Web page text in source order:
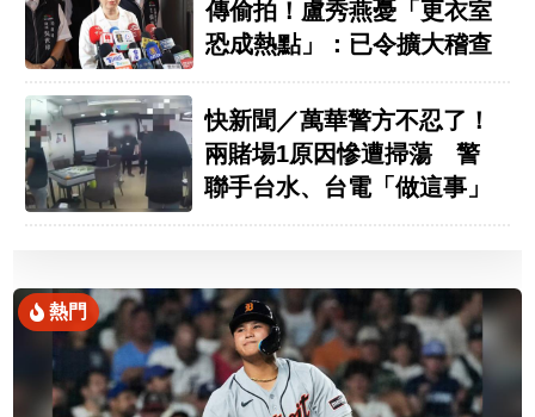
傳偷拍！盧秀燕憂「更衣室
恐成熱點」：已令擴大稽查
快新聞／萬華警方不忍了！
兩賭場1原因慘遭掃蕩 警
聯手台水、台電「做這事」
熱門